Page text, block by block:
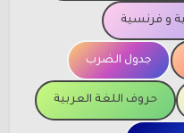
و فرنسية
جدول الضرب
حروف اللغة العربية